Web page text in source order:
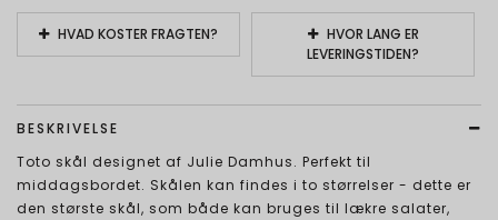
HVAD KOSTER FRAGTEN?
HVOR LANG ER
LEVERINGSTIDEN?
BESKRIVELSE
Toto skål designet af Julie Damhus. Perfekt til
middagsbordet. Skålen kan findes i to størrelser - dette er
den største skål, som både kan bruges til lækre salater,